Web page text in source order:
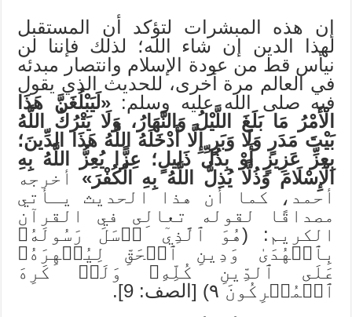
إن هذه المبشرات لتؤكد أن المستقبل
لهذا الدين إن شاء الله؛ لذلك فإننا لن
نيأس قط من عودة الإسلام وانتصار مبدئه
في العالم مرة أخرى، للحديث الذي يقول
فيه صلى الله عليه وسلم:«لَيَبْلُغَنَّ هَذَا
الْأَمْرُ مَا بَلَغَ اللَّيْلُ وَالنَّهَارُ، وَلَا يَتْرُكُ اللَّهُ
بَيْتَ مَدَرٍ وَلَا وَبَرٍ إِلَّا أَدْخَلَهُ اللَّهُ هَذَا الدِّينَ؛
بِعِزِّ عَزِيزٍ أَوْ بِذُلِّ ذَلِيلٍ؛ عِزًّا يُعِزُّ اللَّهُ بِهِ
الْإِسْلَامَ وَذُلًّا يُذِلُّ اللَّهُ بِهِ الْكُفْرَ»أخرجه
أحمد، كما أن هذا الحديث يـأتي
مصداقًا لقوله تعالى في القرآن
الكريم: (هُوَ ٱلَّذِيٓ َرۡسَلَ رَسُولَهُۥ
بِٱلۡهُدَىٰ وَدِينِ ٱلۡحَقِّ لِيُظۡهِرَهُۥ
عَلَى ٱلدِّينِ كُلِّهِۦ وَلَوۡ كَرِهَ
ٱلۡمُشۡرِكُونَ ٩) [الصف: 9].